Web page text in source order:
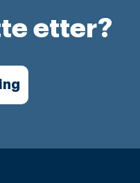
etter?